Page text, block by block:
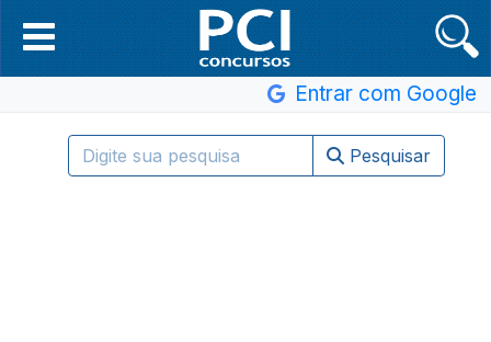
Entrar com Google
Pesquisar